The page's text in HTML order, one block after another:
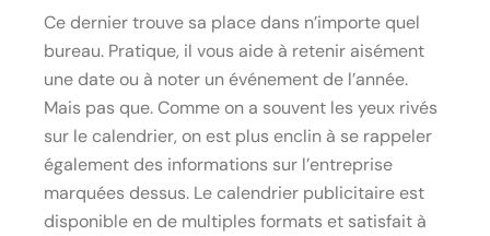
Ce dernier trouve sa place dans n’importe quel
bureau. Pratique, il vous aide à retenir aisément
une date ou à noter un événement de l’année.
Mais pas que. Comme on a souvent les yeux rivés
sur le calendrier, on est plus enclin à se rappeler
également des informations sur l’entreprise
marquées dessus. Le calendrier publicitaire est
disponible en de multiples formats et satisfait à